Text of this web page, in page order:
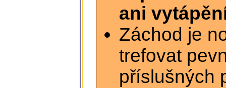
ani
Záchod je
trefovat
příslušných